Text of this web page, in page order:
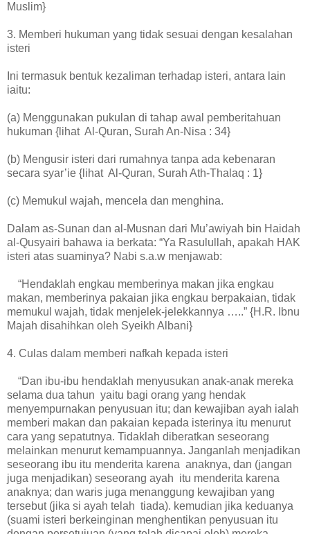
Muslim}
3. Memberi hukuman yang tidak sesuai dengan kesalahan
isteri
Ini termasuk bentuk kezaliman terhadap isteri, antara lain
iaitu:
(a) Menggunakan pukulan di tahap awal pemberitahuan
hukuman {lihat Al-Quran, Surah An-Nisa : 34}
(b) Mengusir isteri dari rumahnya tanpa ada kebenaran
secara syar’ie {lihat Al-Quran, Surah Ath-Thalaq : 1}
(c) Memukul wajah, mencela dan menghina.
Dalam as-Sunan dan al-Musnan dari Mu’awiyah bin Haidah
al-Qusyairi bahawa ia berkata: “Ya Rasulullah, apakah HAK
isteri atas suaminya? Nabi s.a.w menjawab:
“Hendaklah engkau memberinya makan jika engkau
makan, memberinya pakaian jika engkau berpakaian, tidak
memukul wajah, tidak menjelek-jelekkannya …..” {H.R. Ibnu
Majah disahihkan oleh Syeikh Albani}
4. Culas dalam memberi nafkah kepada isteri
“Dan ibu-ibu hendaklah menyusukan anak-anak mereka
selama dua tahun yaitu bagi orang yang hendak
menyempurnakan penyusuan itu; dan kewajiban ayah ialah
memberi makan dan pakaian kepada isterinya itu menurut
cara yang sepatutnya. Tidaklah diberatkan seseorang
melainkan menurut kemampuannya. Janganlah menjadikan
seseorang ibu itu menderita karena anaknya, dan (jangan
juga menjadikan) seseorang ayah itu menderita karena
anaknya; dan waris juga menanggung kewajiban yang
tersebut (jika si ayah telah tiada). kemudian jika keduanya
(suami isteri berkeinginan menghentikan penyusuan itu